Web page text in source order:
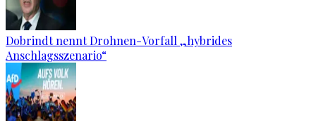
Dobrindt nennt Drohnen-Vorfall „hybrides
Anschlagsszenario“